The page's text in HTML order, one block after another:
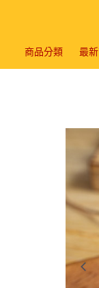
商品分類 最